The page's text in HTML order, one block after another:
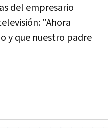
del empresario
"Ahora
y que nuestro padre